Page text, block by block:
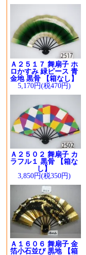
Ａ２５１７ 舞扇子 ホ
ロかすみ 緑ピース 青
金地 黒骨 【箱なし】
5,170円(税470円)
Ａ２５０２ 舞扇子 カ
ラフル１ 黒骨 【箱な
し】
3,850円(税350円)
Ａ１６０６ 舞扇子 金
箔小石並び 黒地 【箱